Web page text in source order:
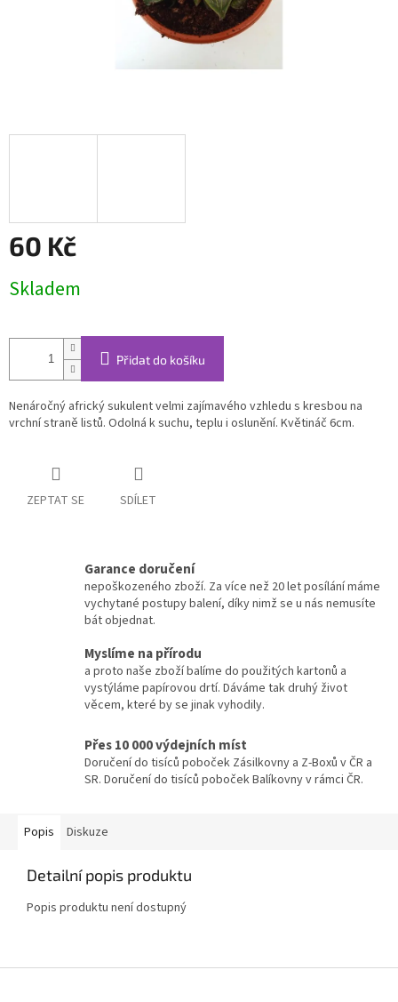
60 Kč
cena:
Skladem
Přidat do košíku
Nenáročný africký sukulent velmi zajímavého vzhledu s kresbou na
vrchní straně listů. Odolná k suchu, teplu i oslunění. Květináč 6cm.
ZEPTAT SE SDÍLET
Garance doručení
nepoškozeného zboží. Za více než 20 let posílání máme
vychytané postupy balení, díky nimž se u nás nemusíte
bát objednat.
Myslíme na přírodu
a proto naše zboží balíme do použitých kartonů a
vystýláme papírovou drtí. Dáváme tak druhý život
věcem, které by se jinak vyhodily.
Přes 10 000 výdejních míst
Doručení do tisíců poboček Zásilkovny a Z-Boxů v ČR a
SR. Doručení do tisíců poboček Balíkovny v rámci ČR.
Popis Diskuze
Detailní popis produktu
Popis produktu není dostupný